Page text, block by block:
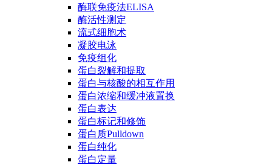
酶联免疫法ELISA
酶活性测定
流式细胞术
凝胶电泳
免疫组化
蛋白裂解和提取
蛋白与核酸的相互作用
蛋白浓缩和缓冲液置换
蛋白表达
蛋白标记和修饰
蛋白质Pulldown
蛋白纯化
蛋白定量